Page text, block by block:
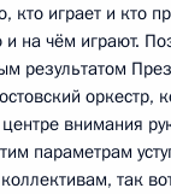
кто играет и кто
на чём играют.
результатом
оркестр,
внимания
параметрам
так